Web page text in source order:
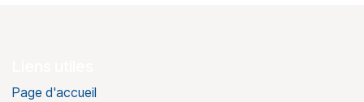
Page d'accueil